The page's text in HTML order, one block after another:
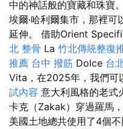
中的神話般的寶藏和珠寶
埃爾·哈利爾集市，那裡
延伸。 借助Orient
北 整骨 La 竹北傳統整復
推薦 台中 撥筋 Dolce 台
Vita，在2025年，我們可
試內容 意大利風格的老式
卡克（Zakak）穿過羅馬
美國土地總共使用了4個